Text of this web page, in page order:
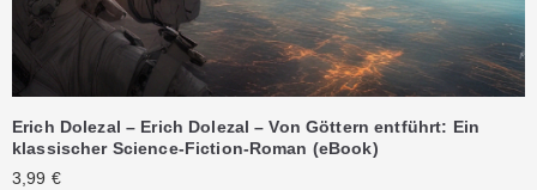
Erich Dolezal – Erich Dolezal – Von Göttern entführt: Ein
klassischer Science-Fiction-Roman (eBook)
3,99 €